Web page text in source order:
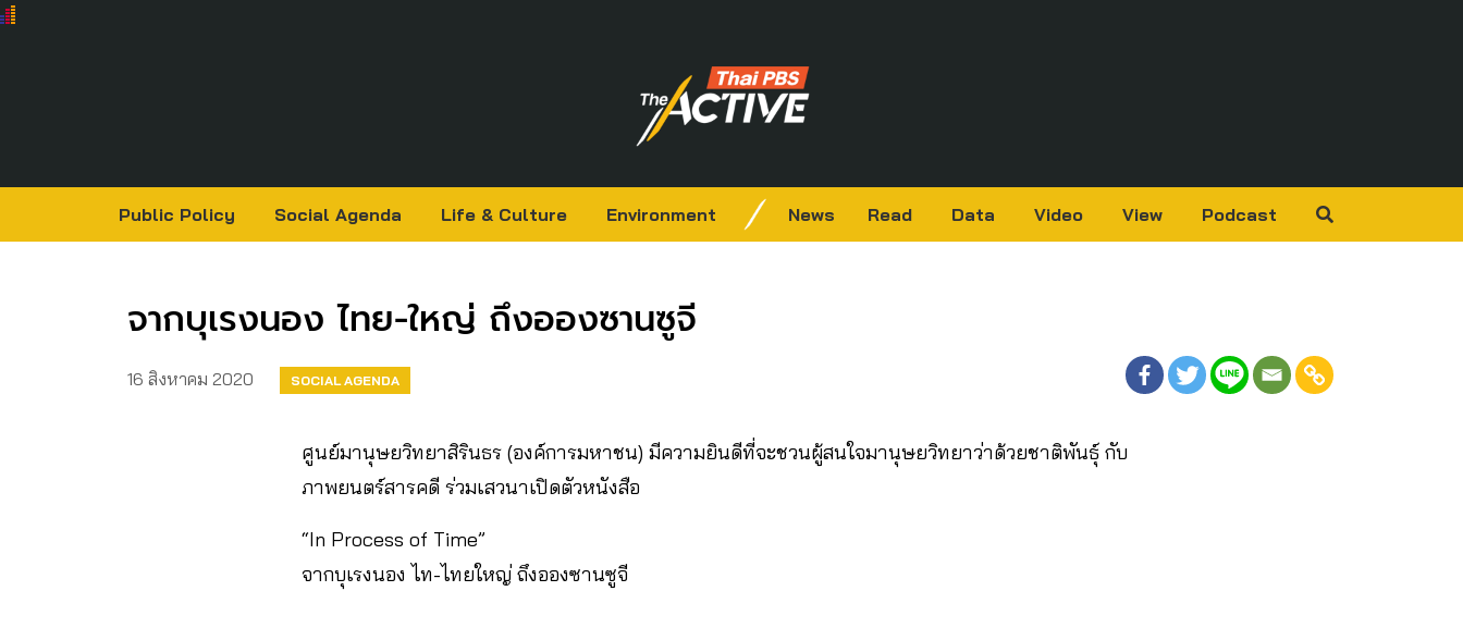
Public Policy Social Agenda Life & Culture Environment News Read Data Video View Podcast
จากบุเรงนอง ไทย-ใหญ่ ถึงอองซานซูจี
16 สิงหาคม 2020 SOCIAL AGENDA
ศูนย์มานุษยวิทยาสิรินธร (องค์การมหาชน) มีความยินดีที่จะชวนผู้สนใจมานุษยวิทยาว่าด้วยชาติพันธุ์ กับ
ภาพยนตร์สารคดี ร่วมเสวนาเปิดตัวหนังสือ
“In Process of Time”
จากบุเรงนอง ไท-ไทยใหญ่ ถึงอองซานซูจี